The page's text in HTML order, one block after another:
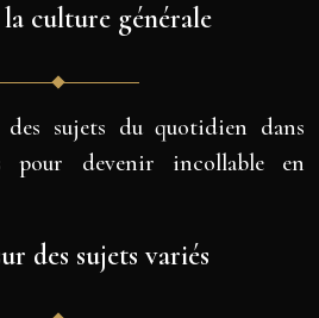
culture générale
des sujets du quotidien dans
pour devenir incollable en
des sujets variés